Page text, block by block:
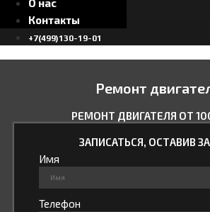
О нас
Контакты
+7(499)130-19-01
Ремонт
РЕМОНТ ДВИГАТЕЛЯ ОТ
ЗАПИСАТЬСЯ, ОСТАВИВ
Имя
Телефон